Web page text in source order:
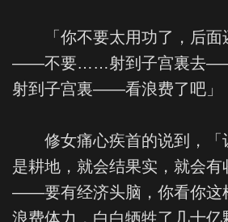
「你不要太用功了，后面
——不要……射到子宫裏去
射到子宫裏——看浪费了吧」
修女痛心疾首的说到，「
是耕地，就会结果实，就会有
——要有经济头脑，你看你这
浪费体力，白白牺牲了几十亿